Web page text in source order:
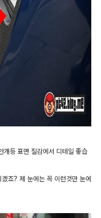
개등 표면 질감에서 디테일 좋습
죠? 제 눈에는 꼭 이런것만 눈에